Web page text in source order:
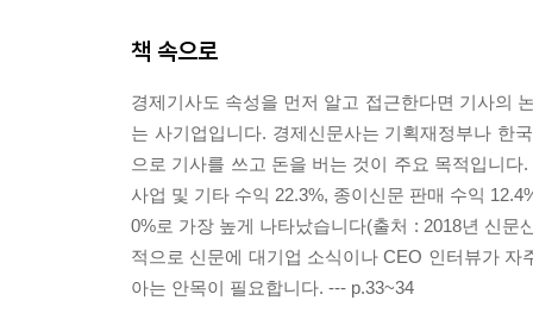
책 속으로
경제기사도 속성을 먼저 알고 접근한다면 기사의
는 사기업입니다. 경제신문사는 기획재정부나 한
으로 기사를 쓰고 돈을 버는 것이 주요 목적입니
사업 및 기타 수익 22.3%, 종이신문 판매 수익
0%로 가장 높게 나타났습니다(출처 : 2018년 신
적으로 신문에 대기업 소식이나 CEO 인터뷰가
아는 안목이 필요합니다. --- p.33~34